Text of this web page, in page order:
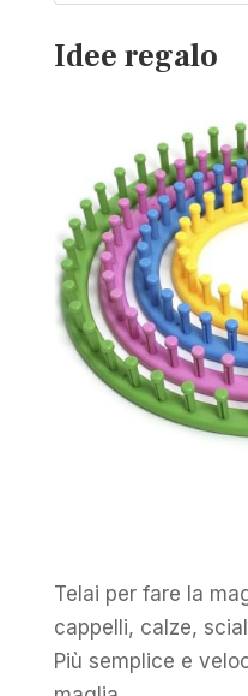
Idee regalo
Telai per fare la
cappelli, calze,
Più semplice e